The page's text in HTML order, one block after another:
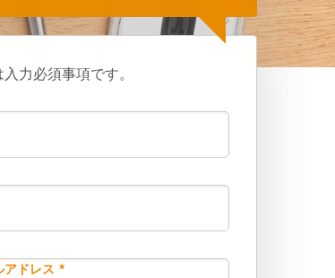
入力必須事項です。
アドレス *